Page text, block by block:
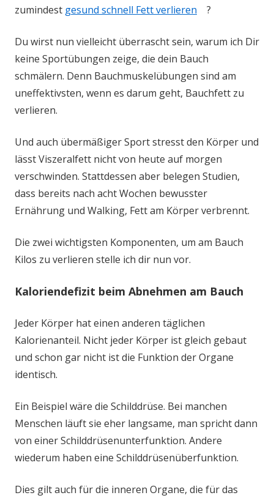
zumindest gesund schnell Fett verlieren ?
Du wirst nun vielleicht überrascht sein, warum ich Dir
keine Sportübungen zeige, die dein Bauch
schmälern. Denn Bauchmuskelübungen sind am
uneffektivsten, wenn es darum geht, Bauchfett zu
verlieren.
Und auch übermäßiger Sport stresst den Körper und
lässt Viszeralfett nicht von heute auf morgen
verschwinden. Stattdessen aber belegen Studien,
dass bereits nach acht Wochen bewusster
Ernährung und Walking, Fett am Körper verbrennt.
Die zwei wichtigsten Komponenten, um am Bauch
Kilos zu verlieren stelle ich dir nun vor.
Kaloriendefizit beim Abnehmen am Bauch
Jeder Körper hat einen anderen täglichen
Kalorienanteil. Nicht jeder Körper ist gleich gebaut
und schon gar nicht ist die Funktion der Organe
identisch.
Ein Beispiel wäre die Schilddrüse. Bei manchen
Menschen läuft sie eher langsame, man spricht dann
von einer Schilddrüsenunterfunktion. Andere
wiederum haben eine Schilddrüsenüberfunktion.
Dies gilt auch für die inneren Organe, die für das